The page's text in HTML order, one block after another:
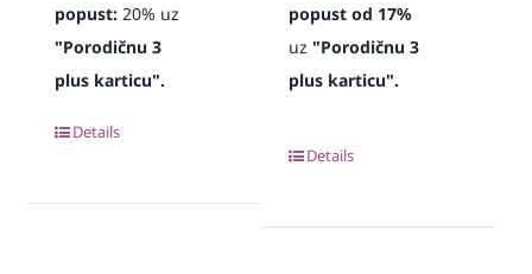
popust:20% uz
"Porodičnu 3
plus karticu".
Details
popust od 17%
uz"Porodičnu 3
plus karticu".
Details